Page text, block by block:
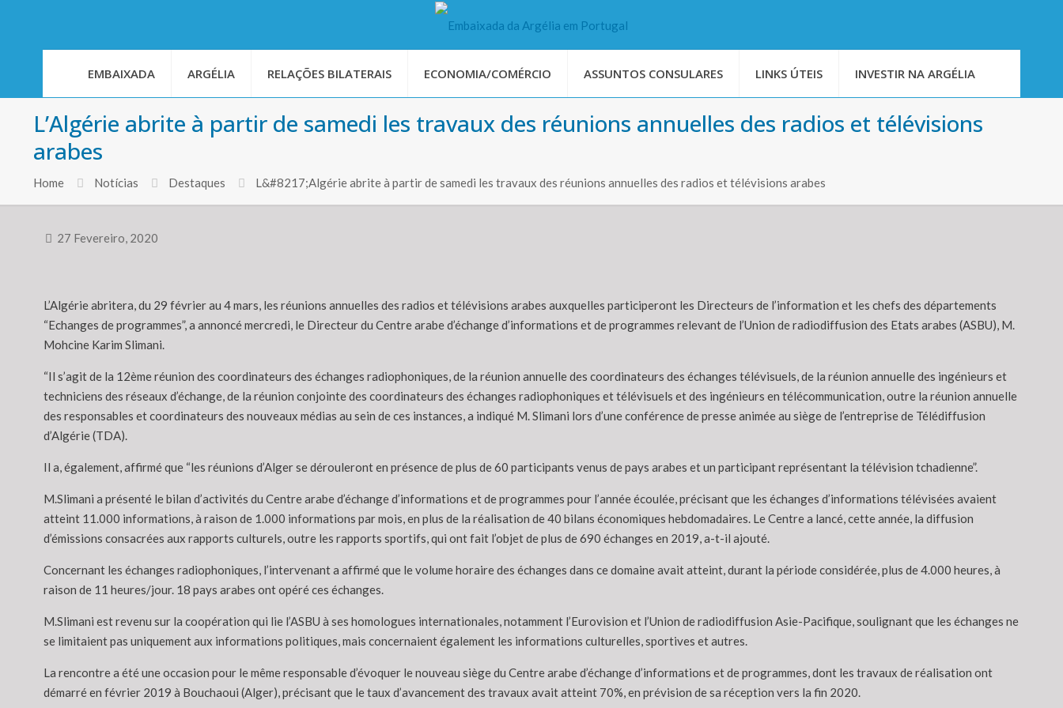
EMBAIXADA ARGÉLIA RELAÇÕES BILATERAIS ECONOMIA/COMÉRCIO ASSUNTOS CONSULARES LINKS ÚTEIS INVESTIR NA ARGÉLIA
L’Algérie abrite à partir de samedi les travaux des réunions annuelles des radios et télévisions
arabes
Home Notícias Destaques L&#8217;Algérie abrite à partir de samedi les travaux des réunions annuelles des radios et télévisions arabes
27 Fevereiro, 2020
L’Algérie abritera, du 29 février au 4 mars, les réunions annuelles des radios et télévisions arabes auxquelles participeront les Directeurs de l’information et les chefs des départements
“Echanges de programmes”, a annoncé mercredi, le Directeur du Centre arabe d’échange d’informations et de programmes relevant de l’Union de radiodiffusion des Etats arabes (ASBU), M.
Mohcine Karim Slimani.
“Il s’agit de la 12ème réunion des coordinateurs des échanges radiophoniques, de la réunion annuelle des coordinateurs des échanges télévisuels, de la réunion annuelle des ingénieurs et
techniciens des réseaux d’échange, de la réunion conjointe des coordinateurs des échanges radiophoniques et télévisuels et des ingénieurs en télécommunication, outre la réunion annuelle
des responsables et coordinateurs des nouveaux médias au sein de ces instances, a indiqué M. Slimani lors d’une conférence de presse animée au siège de l’entreprise de Télédiffusion
d’Algérie (TDA).
Il a, également, affirmé que “les réunions d’Alger se dérouleront en présence de plus de 60 participants venus de pays arabes et un participant représentant la télévision tchadienne”.
M.Slimani a présenté le bilan d’activités du Centre arabe d’échange d’informations et de programmes pour l’année écoulée, précisant que les échanges d’informations télévisées avaient
atteint 11.000 informations, à raison de 1.000 informations par mois, en plus de la réalisation de 40 bilans économiques hebdomadaires. Le Centre a lancé, cette année, la diffusion
d’émissions consacrées aux rapports culturels, outre les rapports sportifs, qui ont fait l’objet de plus de 690 échanges en 2019, a-t-il ajouté.
Concernant les échanges radiophoniques, l’intervenant a affirmé que le volume horaire des échanges dans ce domaine avait atteint, durant la période considérée, plus de 4.000 heures, à
raison de 11 heures/jour. 18 pays arabes ont opéré ces échanges.
M.Slimani est revenu sur la coopération qui lie l’ASBU à ses homologues internationales, notamment l’Eurovision et l’Union de radiodiffusion Asie-Pacifique, soulignant que les échanges ne
se limitaient pas uniquement aux informations politiques, mais concernaient également les informations culturelles, sportives et autres.
La rencontre a été une occasion pour le même responsable d’évoquer le nouveau siège du Centre arabe d’échange d’informations et de programmes, dont les travaux de réalisation ont
démarré en février 2019 à Bouchaoui (Alger), précisant que le taux d’avancement des travaux avait atteint 70%, en prévision de sa réception vers la fin 2020.